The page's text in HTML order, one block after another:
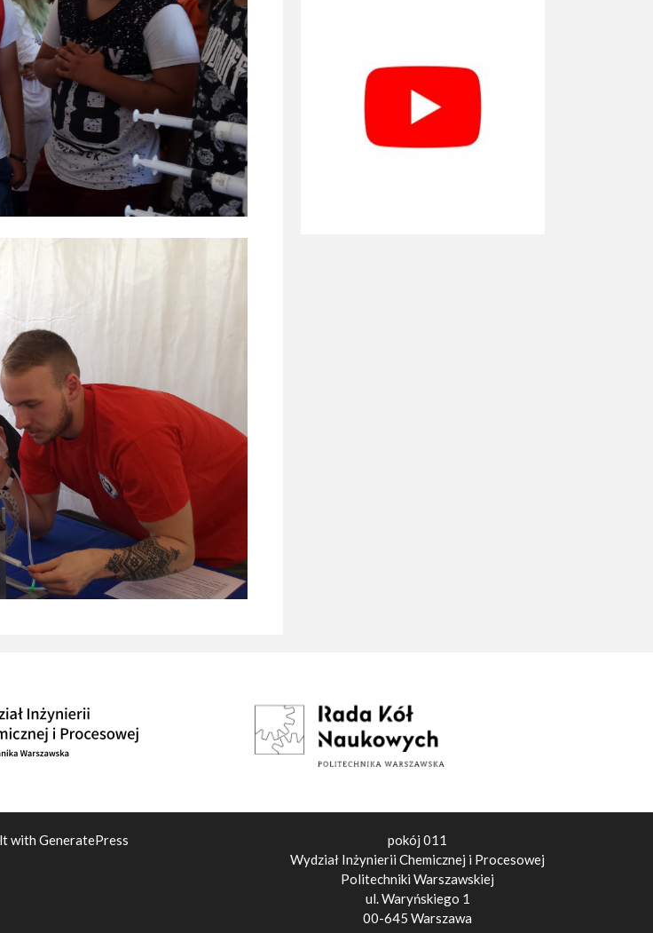
pokój 011
Wydział Inżynierii Chemicznej i Procesowej
Politechniki Warszawskiej
ul. Waryńskiego 1
00-645 Warszawa
with GeneratePress